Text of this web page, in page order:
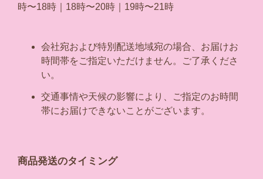
時〜18時｜18時〜20時｜19時〜21時
会社宛および特別配送地域宛の場合、お届けお
時間帯をご指定いただけません。ご了承くださ
い。
交通事情や天候の影響により、ご指定のお時間
帯にお届けできないことがございます。
商品発送のタイミング